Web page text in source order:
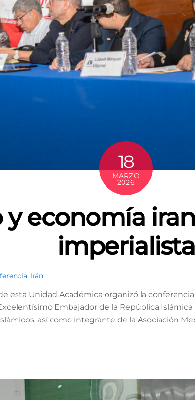
18
MARZO
2026
y economía
imperialista
, Irán
esta Unidad Académica organizó la
Embajador de la República
así como integrante de la Asociación